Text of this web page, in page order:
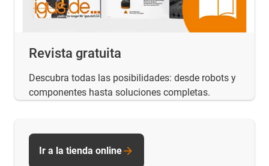
Revista gratuita
Descubra todas las posibilidades: desde robots y
componentes hasta soluciones completas.
Ir a la tienda online